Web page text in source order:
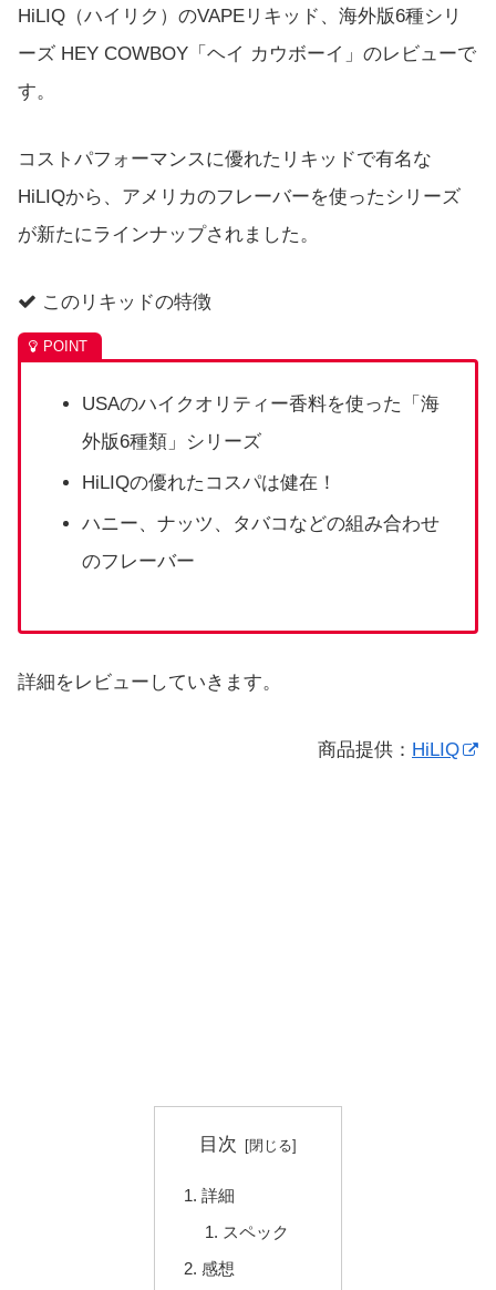
HiLIQ（ハイリク）のVAPEリキッド、海外版6種シリ
ーズ HEY COWBOY「ヘイ カウボーイ」のレビューで
す。
コストパフォーマンスに優れたリキッドで有名な
HiLIQから、アメリカのフレーバーを使ったシリーズ
が新たにラインナップされました。
このリキッドの特徴
USAのハイクオリティー香料を使った「海
外版6種類」シリーズ
HiLIQの優れたコスパは健在！
ハニー、ナッツ、タバコなどの組み合わせ
のフレーバー
詳細をレビューしていきます。
商品提供： HiLIQ
目次
詳細
スペック
感想